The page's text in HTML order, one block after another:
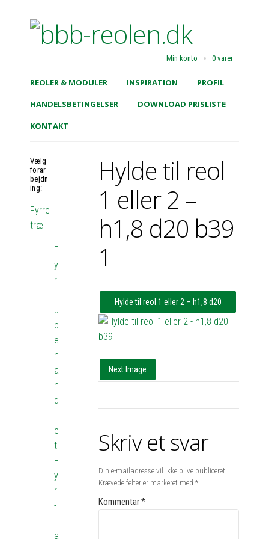
Min konto 0 varer
REOLER & MODULER INSPIRATION
PROFIL
HANDELSBETINGELSER
DOWNLOAD PRISLISTE
KONTAKT
Hylde til reol
1 eller 2 –
h1,8 d20 b39
1
Hylde til reol 1 eller 2 – h1,8 d20
b39
Next Image
Skriv et svar
Din e-mailadresse vil ikke blive publiceret.
Krævede felter er markeret med*
Kommentar*
Vælg
forar
bejdn
ing:
Fyrre
træ
F
y
r
-
u
b
e
h
a
n
d
l
e
t
F
y
r
-
l
a